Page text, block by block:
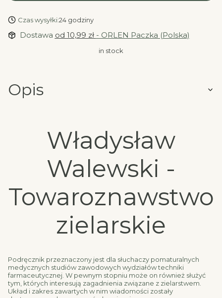
Czas wysyłki:24 godziny
Dostawa od 10,99 zł - ORLEN Paczka (Polska)
in stock
Opis
Władysław
Walewski -
Towaroznawstwo
zielarskie
Podręcznik przeznaczony jest dla słuchaczy pomaturalnych
medycznych studiów zawodowych wydziałów techniki
farmaceutycznej. W pewnym stopniu może on również służyć
tym, których interesują zagadnienia związane z zielarstwem.
Układ i zakres zawartych w nim wiadomości zostały